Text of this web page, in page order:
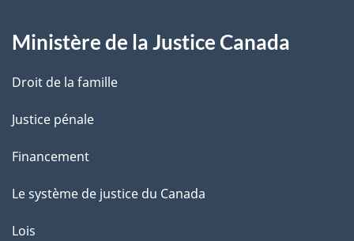
e
Ministère de la Justice Canada
Droit de la famille
Justice pénale
Financement
Le système de justice du Canada
Lois